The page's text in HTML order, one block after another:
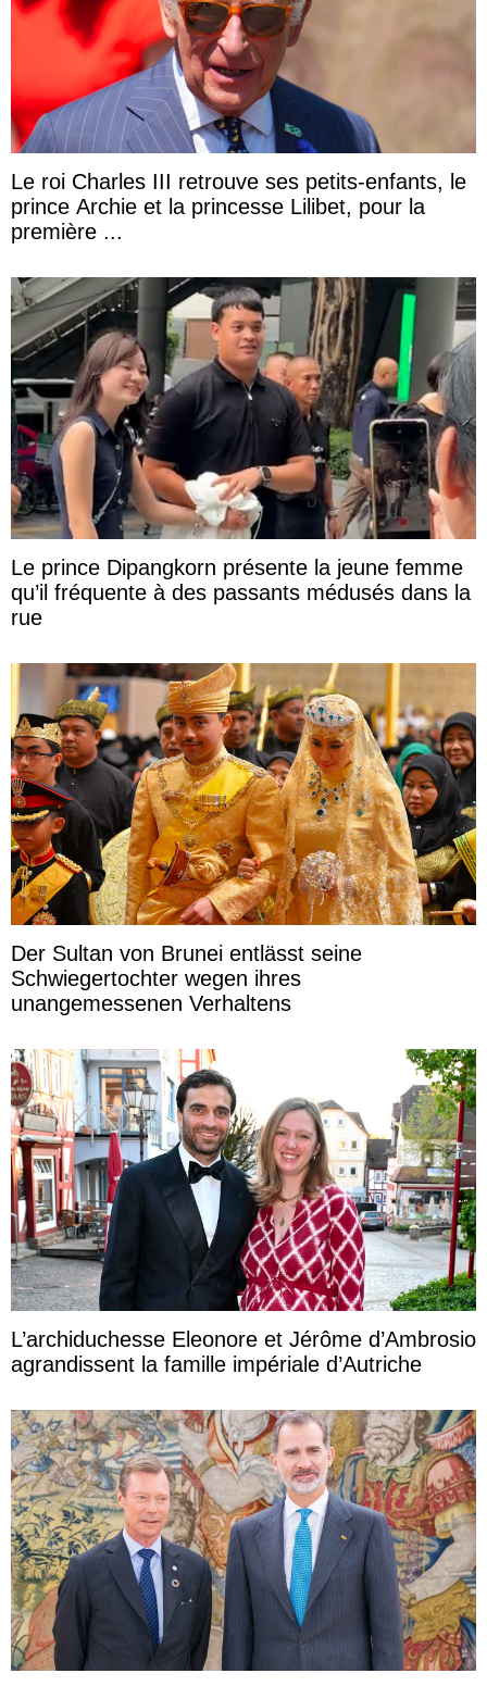
Le roi Charles III retrouve ses petits-enfants, le
prince Archie et la princesse Lilibet, pour la
première ...
Le prince Dipangkorn présente la jeune femme
qu’il fréquente à des passants médusés dans la
rue
Der Sultan von Brunei entlässt seine
Schwiegertochter wegen ihres
unangemessenen Verhaltens
L’archiduchesse Eleonore et Jérôme d’Ambrosio
agrandissent la famille impériale d’Autriche